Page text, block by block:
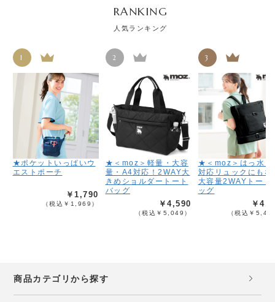
RANKING
人気ランキング
1
★ポケットいっぱいウ
エストポーチ
￥1,790
（税込￥1,969）
2
★＜moz＞軽量・大容
量・A4対応！2WAY大
きめショルダートート
バッグ
￥4,590
（税込￥5,049）
3
★＜moz＞はっ水！
対応リュックにもな
大容量2WAYトート
ッグ
￥
（税込￥
商品カテゴリから探す